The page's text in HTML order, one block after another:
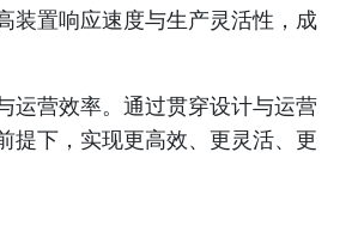
装置响应速度与生产灵活性，成
运营效率。通过贯穿设计与运营
提下，实现更高效、更灵活、更